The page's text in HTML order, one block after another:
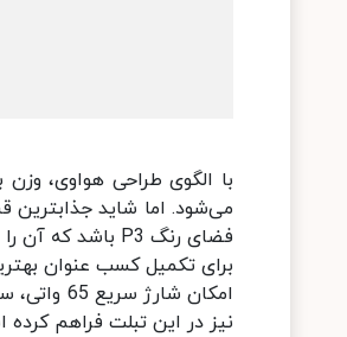
فضای رنگ P3 باشد که آن را به بهترین گزینه برای طراحان گرافیک و علاقه‎مندان به فیلم و ویدئو تبدیل می‎کند.
نیز در این تبلت فراهم